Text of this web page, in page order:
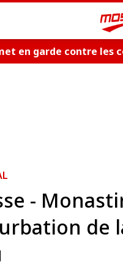
en garde contre les
-
de